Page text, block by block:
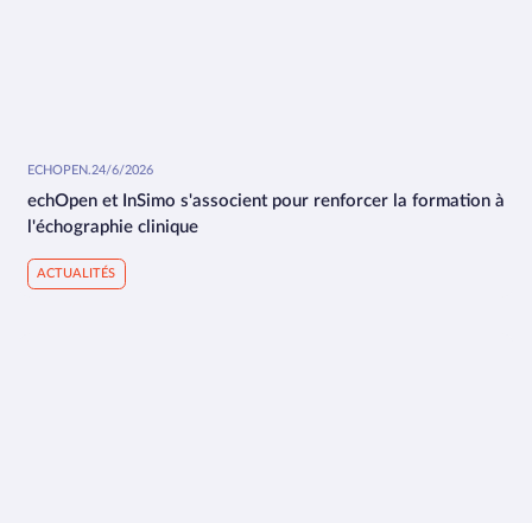
ECHOPEN.24/6/2026
echOpen et InSimo s'associent pour renforcer la formation à
l'échographie clinique
ACTUALITÉS